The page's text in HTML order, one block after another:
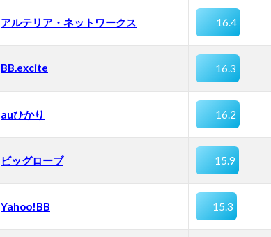
アルテリア・ネットワークス 16.4
BB.excite 16.3
auひかり 16.2
ビッグローブ 15.9
Yahoo!BB 15.3